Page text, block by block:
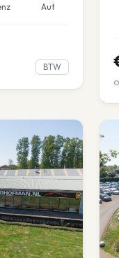
Aut
BTW